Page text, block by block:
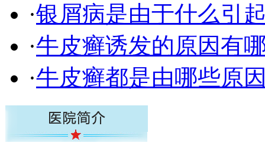
·银屑病是由于什么引
·牛皮癣诱发的原因有
·牛皮癣都是由哪些原